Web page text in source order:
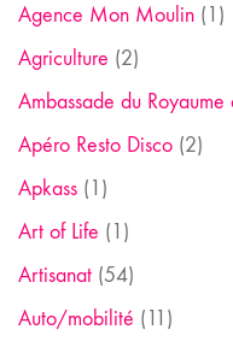
Agence Mon Moulin (1)
Agriculture (2)
Ambassade du Royaume
Apéro Resto Disco (2)
Apkass (1)
Art of Life (1)
Artisanat (54)
Auto/mobilité (11)